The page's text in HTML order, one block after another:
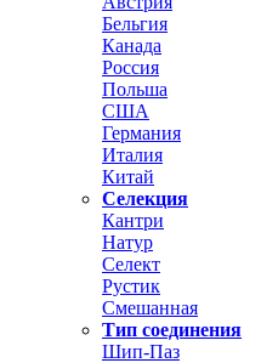
Бельгия
Канада
Россия
Польша
США
Германия
Италия
Китай
Селекция
Кантри
Натур
Селект
Рустик
Смешанная
Тип соединения
Шип-Паз